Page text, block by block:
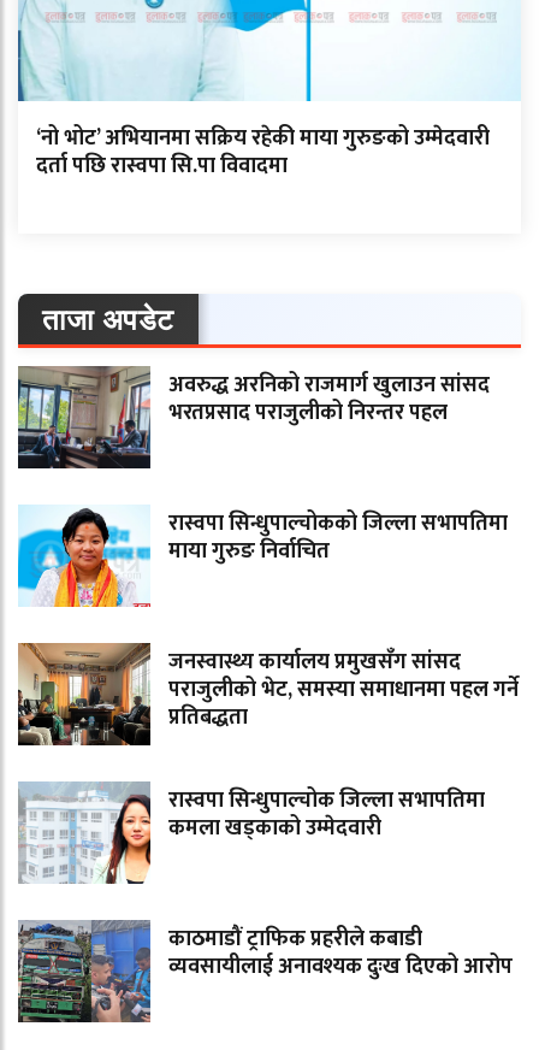
‘नो भोट’ अभियानमा सक्रिय रहेकी माया गुरुङको उम्मेदवारी
दर्ता पछि रास्वपा सि.पा विवादमा
ताजा अपडेट
अवरुद्ध अरनिको राजमार्ग खुलाउन सांसद
भरतप्रसाद पराजुलीको निरन्तर पहल
रास्वपा सिन्धुपाल्चोकको जिल्ला सभापतिमा
माया गुरुङ निर्वाचित
जनस्वास्थ्य कार्यालय प्रमुखसँग सांसद
पराजुलीको भेट, समस्या समाधानमा पहल गर्ने
प्रतिबद्धता
रास्वपा सिन्धुपाल्चोक जिल्ला सभापतिमा
कमला खड्काको उम्मेदवारी
काठमाडौं ट्राफिक प्रहरीले कबाडी
व्यवसायीलाई अनावश्यक दुःख दिएको आरोप